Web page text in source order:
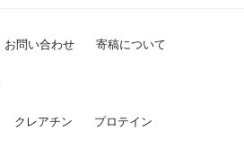
お問い合わせ 寄稿について
クレアチン
プロテイン